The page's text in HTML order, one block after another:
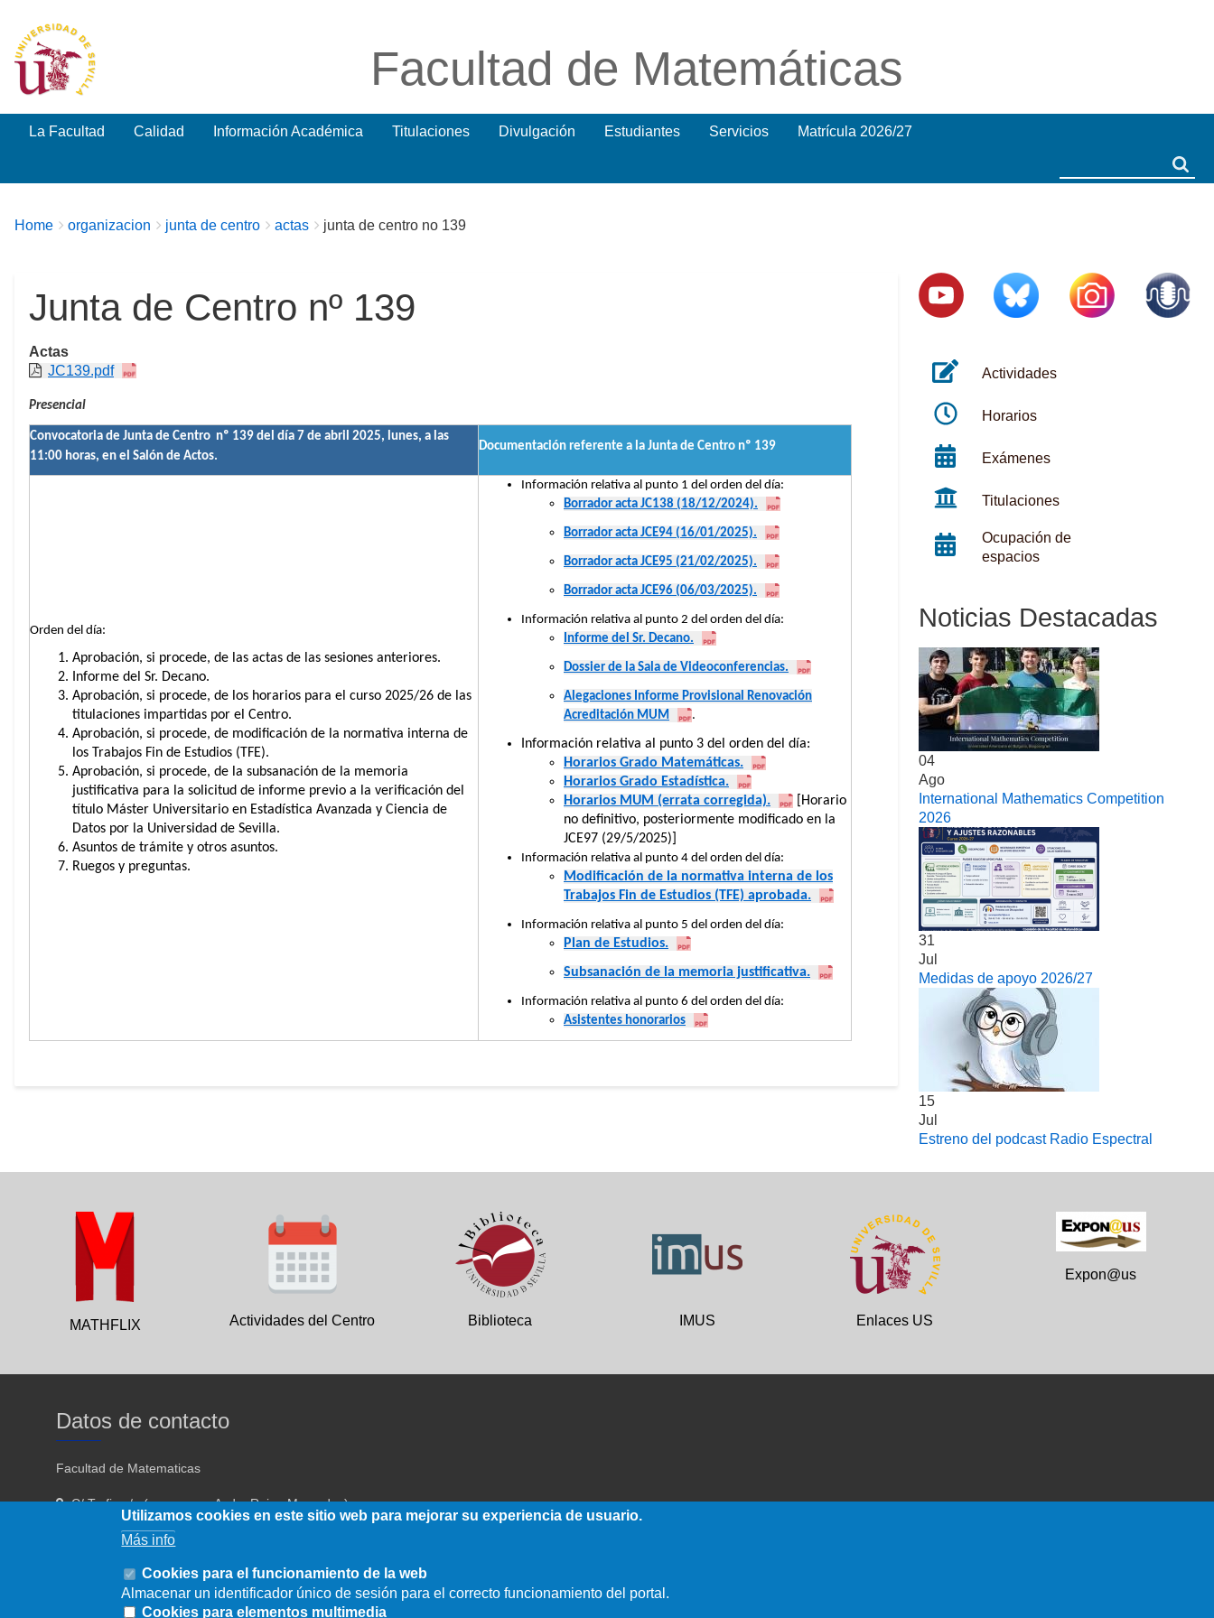
Facultad de Matemáticas
La Facultad Calidad Información Académica Titulaciones Divulgación Estudiantes Servicios Matrícula 2026/27
Breadcrumbs
You
Home organizacion junta de centro actas junta de centro no 139
Junta de Centro nº 139
Actas
JC139.pdf
Presencial
Convocatoria de Junta de Centro nº 139 del día 7 de abril 2025, lunes, a las
11:00 horas, en el Salón de Actos.
Documentación referente a la Junta de Centro nº 139
Orden del día:
Aprobación, si procede, de las actas de las sesiones anteriores.
Informe del Sr. Decano.
Aprobación, si procede, de los horarios para el curso 2025/26 de las
titulaciones impartidas por el Centro.
Aprobación, si procede, de modificación de la normativa interna de
los Trabajos Fin de Estudios (TFE).
Aprobación, si procede, de la subsanación de la memoria
justificativa para la solicitud de informe previo a la verificación del
título Máster Universitario en Estadística Avanzada y Ciencia de
Datos por la Universidad de Sevilla.
Asuntos de trámite y otros asuntos.
Ruegos y preguntas.
Información relativa al punto 1 del orden del día:
Borrador acta JC138 (18/12/2024).
Borrador acta JCE94 (16/01/2025).
Borrador acta JCE95 (21/02/2025).
Borrador acta JCE96 (06/03/2025).
Información relativa al punto 2 del orden del día:
Informe del Sr. Decano.
Dossier de la Sala de Videoconferencias.
Alegaciones Informe Provisional Renovación
Acreditación MUM
.
Información relativa al punto 3 del orden del día:
Horarios Grado Matemáticas.
Horarios Grado Estadística.
Horarios MUM (errata corregida).
[Horario
no definitivo, posteriormente modificado en la
JCE97 (29/5/2025)]
Información relativa al punto 4 del orden del día:
Modificación de la normativa interna de los
Trabajos Fin de Estudios (TFE) aprobada.
Información relativa al punto 5 del orden del día:
Plan de Estudios.
Subsanación de la memoria justificativa.
Información relativa al punto 6 del orden del día:
Asistentes honorarios
Actividades
Horarios
Exámenes
Titulaciones
Ocupación de
espacios
Noticias Destacadas
04
Ago
International Mathematics Competition
2026
31
Jul
Medidas de apoyo 2026/27
15
Jul
Estreno del podcast Radio Espectral
MATHFLIX Actividades del Centro Biblioteca IMUS Enlaces US
Expon@us
Datos de contacto
Facultad de Matematicas
C/ Tarfia s/n (acceso por Avda. Reina Mercedes)
Sevilla - 41012
fmatematicas@us.es
Utilizamos cookies en este sitio web para mejorar su experiencia de usuario.
Más info
Cookies para el funcionamiento de la web
Almacenar un identificador único de sesión para el correcto funcionamiento del portal.
Cookies para elementos multimedia